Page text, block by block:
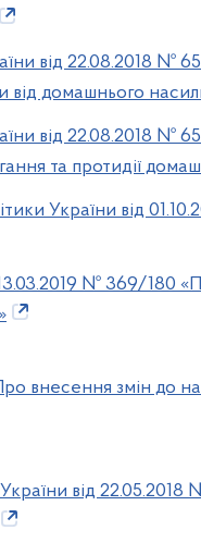
від 22.08.2018 №
від домашнього
від 22.08.2018 №
та протидії
України від
№ 369/180
внесення змін до
України від